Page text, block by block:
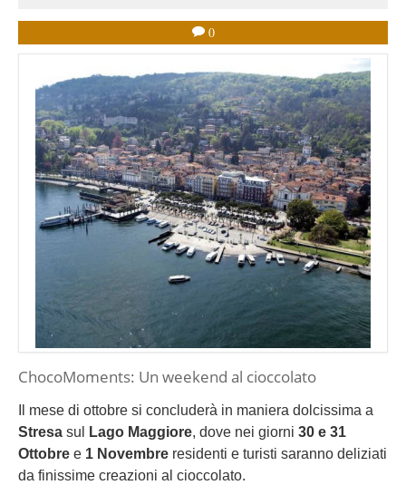
0
ChocoMoments: Un weekend al cioccolato
Il mese di ottobre si concluderà in maniera dolcissima a
Stresa sul Lago Maggiore, dove nei giorni 30 e 31
Ottobre e 1 Novembre residenti e turisti saranno deliziati
da finissime creazioni al cioccolato.